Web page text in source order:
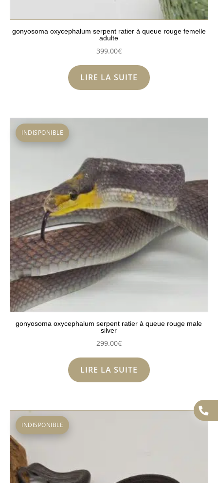
gonyosoma oxycephalum serpent ratier à queue rouge femelle
adulte
399.00€
LIRE LA SUITE
gonyosoma oxycephalum serpent ratier à queue rouge male
silver
299.00€
INDISPONIBLE
LIRE LA SUITE
INDISPONIBLE